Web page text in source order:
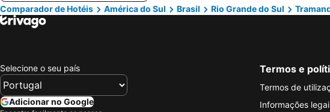
Comparador de Hotéis
América do Sul Brasil Rio Grande do Sul
Selecione o seu país
Adicionar no Google
Termos e
Termos de
Informações